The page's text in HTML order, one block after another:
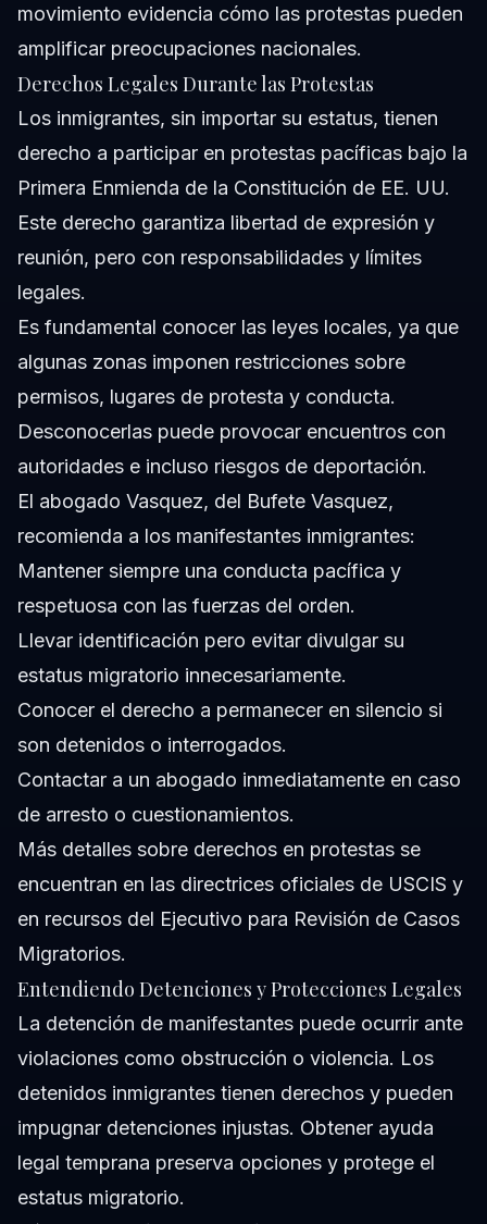
movimiento evidencia cómo las protestas pueden
amplificar preocupaciones nacionales.
Derechos Legales Durante las Protestas
Los inmigrantes, sin importar su estatus, tienen
derecho a participar en protestas pacíficas bajo la
Primera Enmienda de la Constitución de EE. UU.
Este derecho garantiza libertad de expresión y
reunión, pero con responsabilidades y límites
legales.
Es fundamental conocer las leyes locales, ya que
algunas zonas imponen restricciones sobre
permisos, lugares de protesta y conducta.
Desconocerlas puede provocar encuentros con
autoridades e incluso riesgos de deportación.
El abogado Vasquez, del Bufete Vasquez,
recomienda a los manifestantes inmigrantes:
Mantener siempre una conducta pacífica y
respetuosa con las fuerzas del orden.
Llevar identificación pero evitar divulgar su
estatus migratorio innecesariamente.
Conocer el derecho a permanecer en silencio si
son detenidos o interrogados.
Contactar a un abogado inmediatamente en caso
de arresto o cuestionamientos.
Más detalles sobre derechos en protestas se
encuentran en las directrices oficiales de USCIS y
en recursos del Ejecutivo para Revisión de Casos
Migratorios.
Entendiendo Detenciones y Protecciones Legales
La detención de manifestantes puede ocurrir ante
violaciones como obstrucción o violencia. Los
detenidos inmigrantes tienen derechos y pueden
impugnar detenciones injustas. Obtener ayuda
legal temprana preserva opciones y protege el
estatus migratorio.